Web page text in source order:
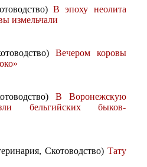
В эпоху неолита
измельчали
Вечером коровы
В Воронежскую
бельгийских быков-
Скотоводство) Тату